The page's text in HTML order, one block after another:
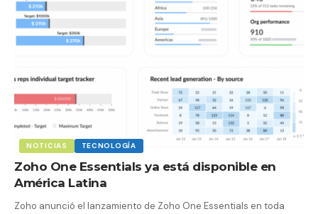
NOTICIAS TECNOLOGÍA
Zoho One Essentials ya está disponible en
América Latina
Zoho anunció el lanzamiento de Zoho One Essentials en toda